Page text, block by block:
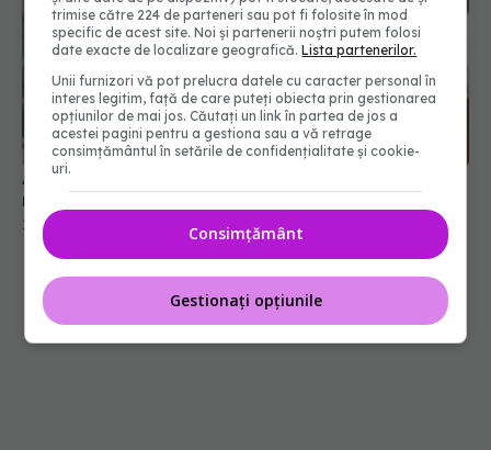
Ai insomnie? Nu trebuie decât să bei un suc
natural înainte de culcare
19 mai 2026, 13:55
trimise către 224 de parteneri sau pot fi folosite în mod
specific de acest site. Noi și partenerii noștri putem folosi
date exacte de localizare geografică.Lista partenerilor.
Unii furnizori vă pot prelucra datele cu caracter personal în
interes legitim, față de care puteți obiecta prin gestionarea
opțiunilor de mai jos. Căutați un link în partea de jos a
acestei pagini pentru a gestiona sau a vă retrage
consimțământul în setările de confidențialitate și cookie-
uri.
Consimțământ
Gestionați opțiunile